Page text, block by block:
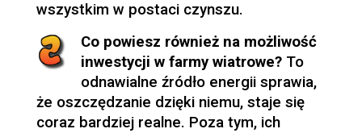
wszystkim w postaci czynszu.
Co powiesz również na możliwość
inwestycji w farmy wiatrowe?To
odnawialne źródło energii sprawia,
że oszczędzanie dzięki niemu, staje się
coraz bardziej realne. Poza tym, ich